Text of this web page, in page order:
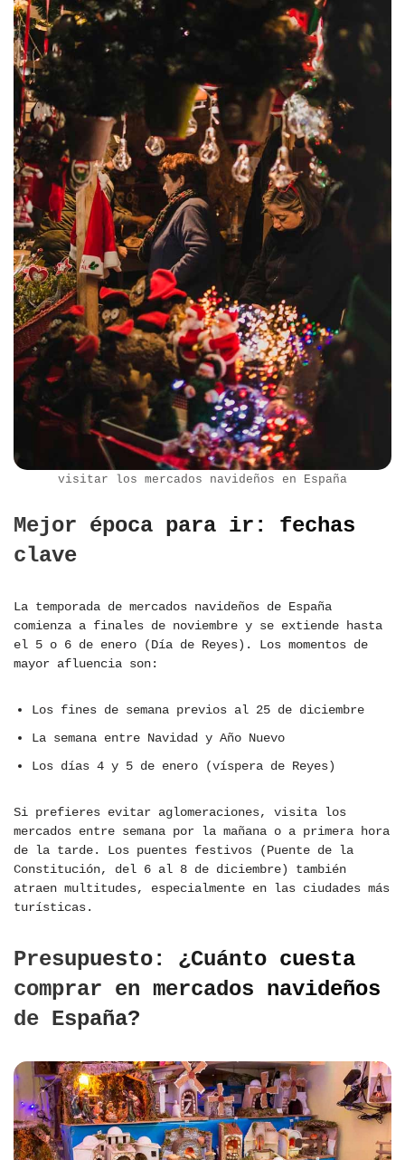
visitar los mercados navideños en España
Mejor época para ir: fechas
clave
La temporada de mercados navideños de España
comienza a finales de noviembre y se extiende hasta
el 5 o 6 de enero (Día de Reyes). Los momentos de
mayor afluencia son:
Los fines de semana previos al 25 de diciembre
La semana entre Navidad y Año Nuevo
Los días 4 y 5 de enero (víspera de Reyes)
Si prefieres evitar aglomeraciones, visita los
mercados entre semana por la mañana o a primera hora
de la tarde. Los puentes festivos (Puente de la
Constitución, del 6 al 8 de diciembre) también
atraen multitudes, especialmente en las ciudades más
turísticas.
Presupuesto: ¿Cuánto cuesta
comprar en mercados navideños
de España?